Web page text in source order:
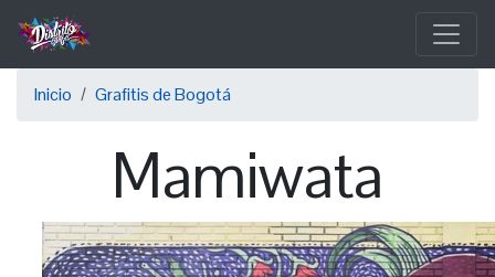
Pasar
contenido
principalSobrescribir
ayuda
Inicio Grafitis de Bogotá
Mamiwata